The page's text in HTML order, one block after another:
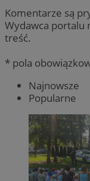
Komentarze są
Wydawca portalu
treść.
* pola
Najnowsze
Popularne